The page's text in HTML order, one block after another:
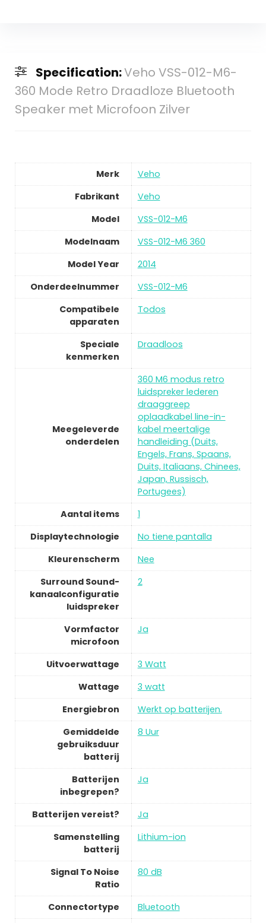
Specification:Veho VSS-012-M6-
360 Mode Retro Draadloze Bluetooth
Speaker met Microfoon Zilver
Merk
Veho
Fabrikant
Veho
Model
VSS-012-M6
Modelnaam
VSS-012-M6 360
Model Year
2014
Onderdeelnummer
VSS-012-M6
Compatibele
apparaten
Todos
Speciale
kenmerken
Draadloos
Meegeleverde
onderdelen
360 M6 modus retro
luidspreker lederen
draaggreep
oplaadkabel line-in-
kabel meertalige
handleiding (Duits,
Engels, Frans, Spaans,
Duits, Italiaans, Chinees,
Japan, Russisch,
Portugees)
Aantal items
1
Displaytechnologie
No tiene pantalla
Kleurenscherm
Nee
Surround Sound-
kanaalconfiguratie
luidspreker
2
Vormfactor
microfoon
Ja
Uitvoerwattage
3 Watt
Wattage
3 watt
Energiebron
Werkt op batterijen.
Gemiddelde
gebruiksduur
batterij
8 Uur
Batterijen
inbegrepen?
Ja
Batterijen vereist?
Ja
Samenstelling
batterij
Lithium-ion
Signal To Noise
Ratio
80 dB
Connectortype
Bluetooth